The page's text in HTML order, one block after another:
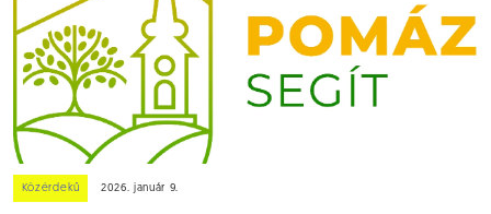
Közérdekű 2026. január 9.